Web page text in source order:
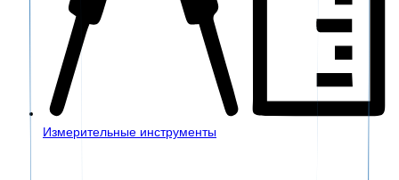
Измерительные инструменты